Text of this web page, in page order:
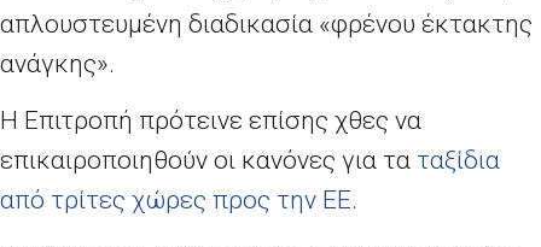
απλουστευμένη διαδικασία «φρένου έκτακτης
ανάγκης».
Η Επιτροπή πρότεινε επίσης χθες να
επικαιροποιηθούν οι κανόνες για τα ταξίδια
από τρίτες χώρες προς την ΕΕ.